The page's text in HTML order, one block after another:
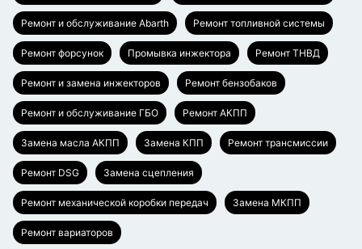
Ремонт и обслуживание Abarth Ремонт топливной системы
Ремонт форсунок Промывка инжектора Ремонт ТНВД
Ремонт и замена инжекторов Ремонт бензобаков
Ремонт и обслуживание ГБО Ремонт АКПП
Замена масла АКПП Замена КПП Ремонт трансмиссии
Ремонт DSG Замена сцепления
Ремонт механической коробки передач Замена МКПП
Ремонт вариаторов